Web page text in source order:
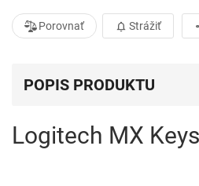
Porovnať Strážiť
POPIS PRODUKTU
Logitech MX